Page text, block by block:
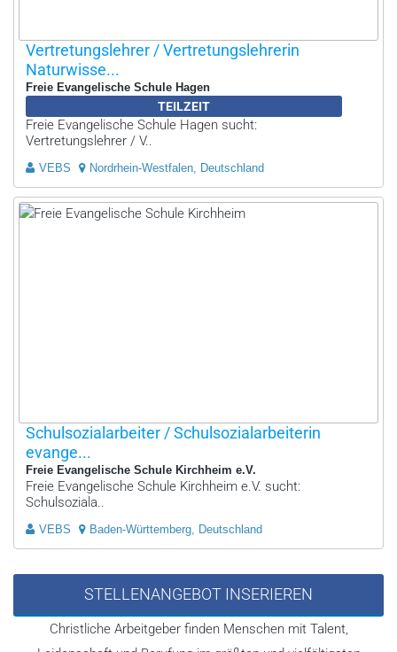
Vertretungslehrer / Vertretungslehrerin
Naturwisse...
Freie Evangelische Schule Hagen
TEILZEIT
Freie Evangelische Schule Hagen sucht:
Vertretungslehrer / V..
VEBS Nordrhein-Westfalen, Deutschland
Schulsozialarbeiter / Schulsozialarbeiterin
evange...
Freie Evangelische Schule Kirchheim e.V.
Freie Evangelische Schule Kirchheim e.V. sucht:
Schulsoziala..
VEBS Baden-Württemberg, Deutschland
STELLENANGEBOT INSERIEREN
Christliche Arbeitgeber finden Menschen mit Talent,